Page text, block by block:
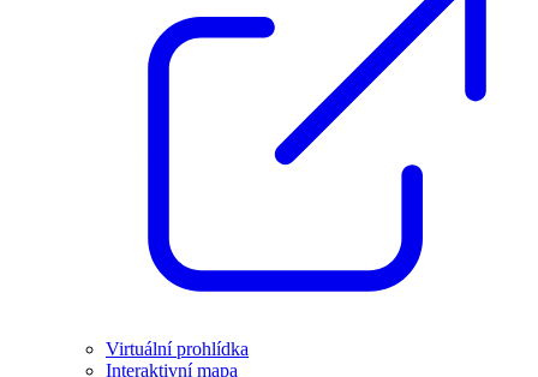
Virtuální prohlídka
Interaktivní mapa